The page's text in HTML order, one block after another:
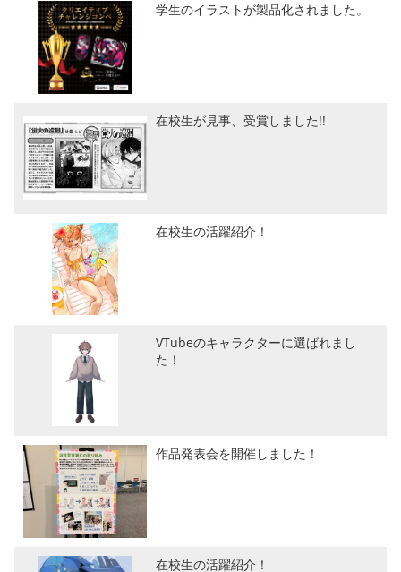
学生のイラストが製品化されました。
在校生が見事、受賞しました!!
在校生の活躍紹介！
VTubeのキャラクターに選ばれまし
た！
作品発表会を開催しました！
在校生の活躍紹介！